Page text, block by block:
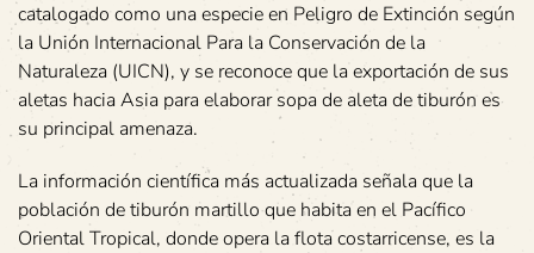
catalogado como una especie en Peligro de Extinción según
la Unión Internacional Para la Conservación de la
Naturaleza (UICN), y se reconoce que la exportación de sus
aletas hacia Asia para elaborar sopa de aleta de tiburón es
su principal amenaza.
La información científica más actualizada señala que la
población de tiburón martillo que habita en el Pacífico
Oriental Tropical, donde opera la flota costarricense, es la